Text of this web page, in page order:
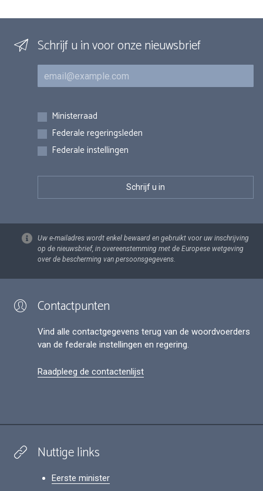
Schrijf u in voor onze nieuwsbrief
E-mail
Inschrijvingen
Ministerraad
Federale regeringsleden
Federale instellingen
Uw e-mailadres wordt enkel bewaard en gebruikt voor uw inschrijving
op de nieuwsbrief, in overeenstemming met de Europese wetgeving
over de bescherming van persoonsgegevens.
Contactpunten
Vind alle contactgegevens terug van de woordvoerders
van de federale instellingen en regering.
Raadpleeg de contactenlijst
Nuttige links
Eerste minister